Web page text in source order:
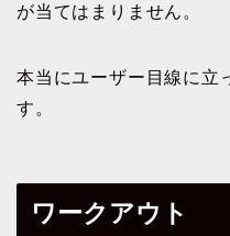
が当てはまりません。
本当にユーザー目線に立
す。
ワークアウト